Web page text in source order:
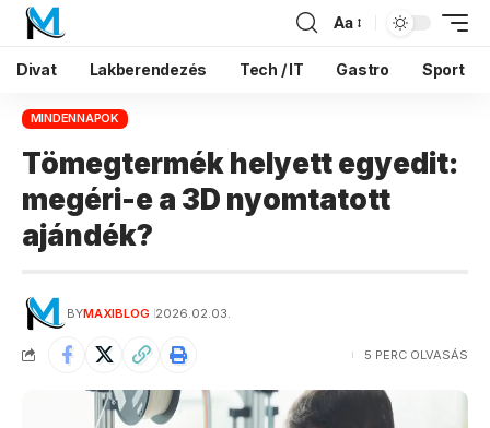
Aa
Divat Lakberendezés Tech / IT Gastro Sport
MINDENNAPOK
Tömegtermék helyett egyedit:
megéri-e a 3D nyomtatott
ajándék?
BYMAXIBLOG 2026.02.03.
5 PERC OLVASÁS